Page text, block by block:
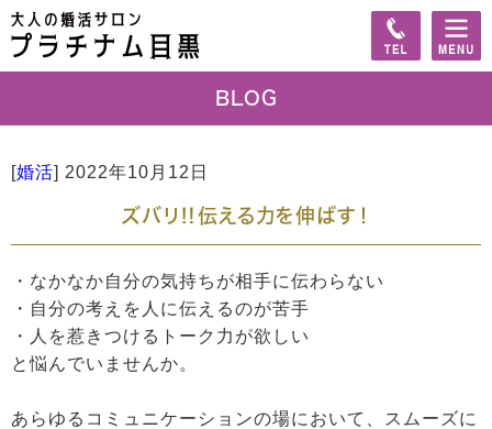
BLOG
[婚活] 2022年10月12日
ズバリ‼︎伝える力を伸ばす！
・なかなか自分の気持ちが相手に伝わらない
・自分の考えを人に伝えるのが苦手
・人を惹きつけるトーク力が欲しい
と悩んでいませんか。
あらゆるコミュニケーションの場において、スムーズに